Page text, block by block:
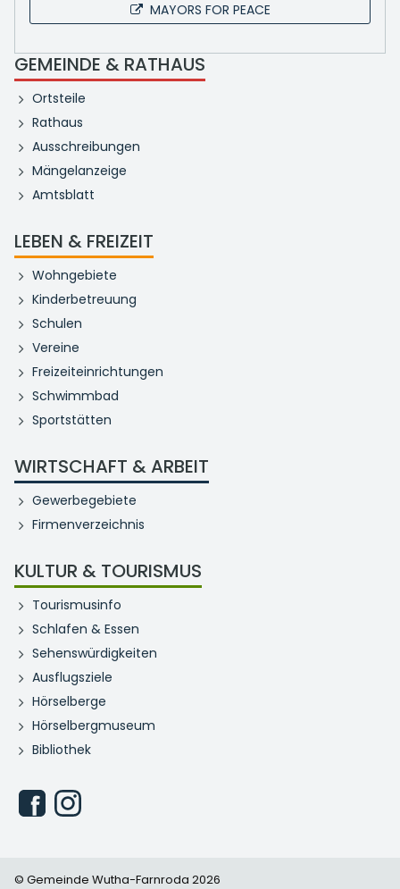
MAYORS FOR PEACE
GEMEINDE & RATHAUS
Ortsteile
Rathaus
Ausschreibungen
Mängelanzeige
Amtsblatt
LEBEN & FREIZEIT
Wohngebiete
Kinderbetreuung
Schulen
Vereine
Freizeiteinrichtungen
Schwimmbad
Sportstätten
WIRTSCHAFT & ARBEIT
Gewerbegebiete
Firmenverzeichnis
KULTUR & TOURISMUS
Tourismusinfo
Schlafen & Essen
Sehenswürdigkeiten
Ausflugsziele
Hörselberge
Hörselbergmuseum
Bibliothek
© Gemeinde Wutha-Farnroda 2026